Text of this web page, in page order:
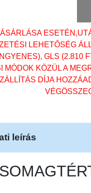
LEHETŐSÉG
GLS (2.810
MÓDOK KÖZÜL A
DÍJA
leírás